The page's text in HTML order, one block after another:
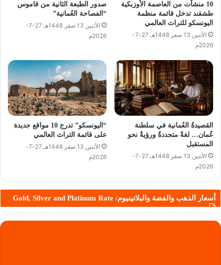
10 منشآت من العاصمة الأوزبكية
طشقند تدخل قائمة منظمة
اليونسكو للتراث العالمي
الأثنين 13 صفر 1448هـ 27-7-
2026م
صدور الطبعة الثانية من قاموس
“الفصاحة العُمانية”
الأثنين 13 صفر 1448هـ 27-7-
2026م
القصيدةُ العُمانية في سلطنة
عُمان… لغةٌ متجددةٌ ورؤيةٌ نحو
المستقبل
الأثنين 13 صفر 1448هـ 27-7-
2026م
“اليونسكو” تدرج 10 مواقع جديدة
على قائمة التراث العالمي
الأثنين 13 صفر 1448هـ 27-7-
2026م
أسعار الذهب والفضة والبلاتينيوم/ Gold, Silver and Platinum Rate